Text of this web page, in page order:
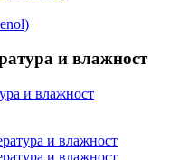
и влажност